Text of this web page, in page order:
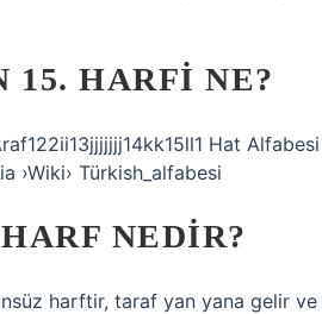
15. HARFI NE?
Hat
›Wiki› Türkish_alfabesi
NEDIR?
harftir, taraf yan yana gelir ve